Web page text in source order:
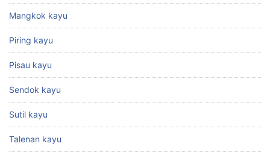
Mangkok kayu
Piring kayu
Pisau kayu
Sendok kayu
Sutil kayu
Talenan kayu